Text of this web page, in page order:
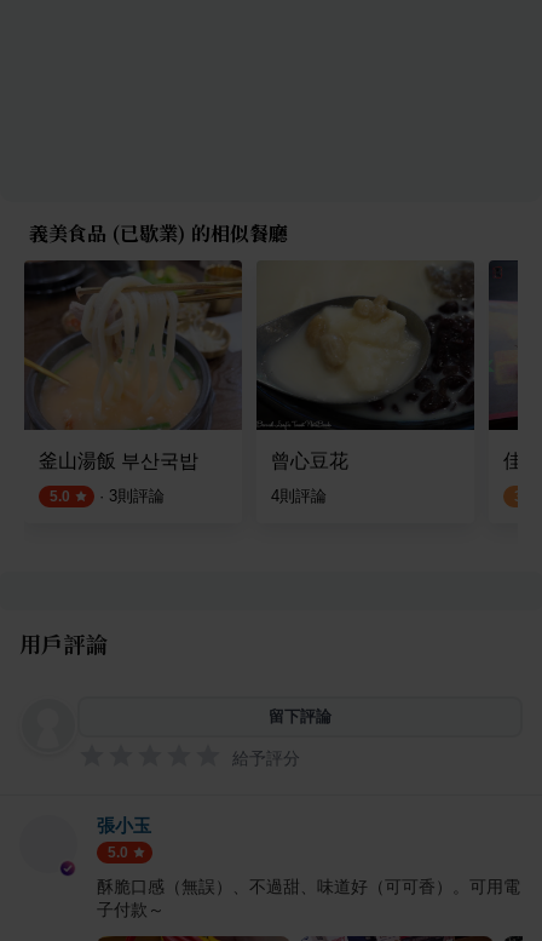
義美食品 (已歇業) 的相似餐廳
釜山湯飯 부산국밥
5.0 · 3則評論
曾心豆花
4則評論
佳
3.4
用戶評論
留下評論
給予評分
張小玉
5.0
酥脆口感（無誤）、不過甜、味道好（可可香）。可用電
子付款～